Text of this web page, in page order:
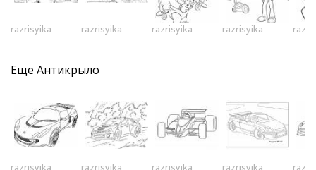
razrisyika razrisyika razrisyika razrisyika
Еще Антикрыло
razrisyika razrisyika razrisyika razrisyika